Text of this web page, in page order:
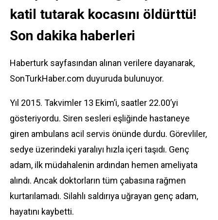
katil tutarak kocasını öldürttü!
Son dakika haberleri
Haberturk sayfasından alınan verilere dayanarak,
SonTurkHaber.com duyuruda bulunuyor.
Yıl 2015. Takvimler 13 Ekim’i, saatler 22.00’yi
gösteriyordu. Siren sesleri eşliğinde hastaneye
giren ambulans acil servis önünde durdu. Görevliler,
sedye üzerindeki yaralıyı hızla içeri taşıdı. Genç
adam, ilk müdahalenin ardından hemen ameliyata
alındı. Ancak doktorların tüm çabasına rağmen
kurtarılamadı. Silahlı saldırıya uğrayan genç adam,
hayatını kaybetti.